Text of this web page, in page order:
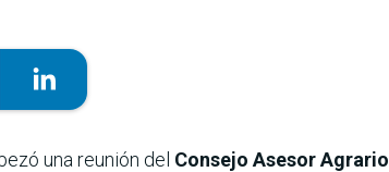
una reunión del Consejo Asesor Agrario